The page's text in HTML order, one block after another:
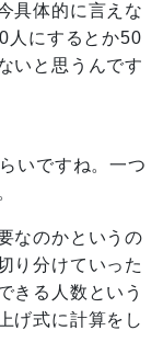
具体的に言えな
人にするとか50
いと思うんです
いですね。一つ
なのかというの
り分けていった
きる人数という
げ式に計算をし